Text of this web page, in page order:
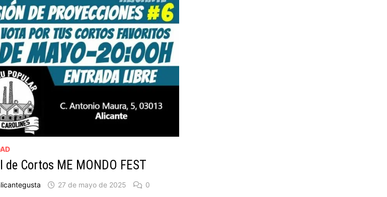
de Cortos ME MONDO FEST
27 de mayo de 2025 0